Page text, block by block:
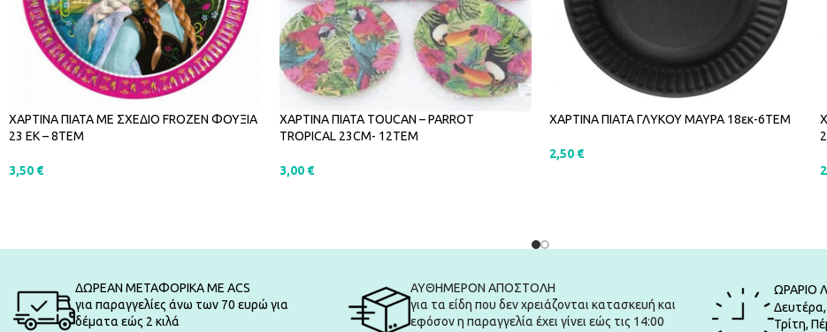
ΧΑΡΤΙΝΑ ΠΙΑΤΑ ΜΕ ΣΧΕΔΙΟ FROZEN ΦΟΥΞΙΑ
23 ΕΚ – 8ΤΕΜ
3,50 €
ΧΑΡΤΙΝΑ ΠΙΑΤΑ TOUCAN – PARROT
TROPICAL 23CM- 12ΤΕΜ
3,00 €
ΧΑΡΤΙΝΑ ΠΙΑΤΑ ΓΛΥΚΟΥ ΜΑΥΡΑ 18εκ-6ΤΕΜ
2,50 €
ΔΩΡΕΑΝ ΜΕΤΑΦΟΡΙΚΑ ΜΕ ACS
για παραγγελίες άνω των 70 ευρώ για
δέματα εώς 2 κιλά
ΑΥΘΗΜΕΡΟΝ ΑΠΟΣΤΟΛΗ
για τα είδη που δεν χρειάζονται κατασκευή και
εφόσον η παραγγελία έχει γίνει εώς τις 14:00
ΩΡΑΡΙΟ
Τρίτη,